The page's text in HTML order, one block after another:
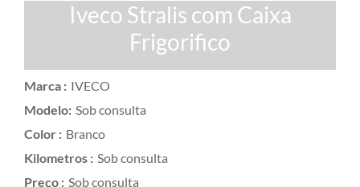
Iveco Stralis com Caixa
Frigorifico
Marca : IVECO
Modelo: Sob consulta
Color : Branco
Kilometros : Sob consulta
Preço : Sob consulta